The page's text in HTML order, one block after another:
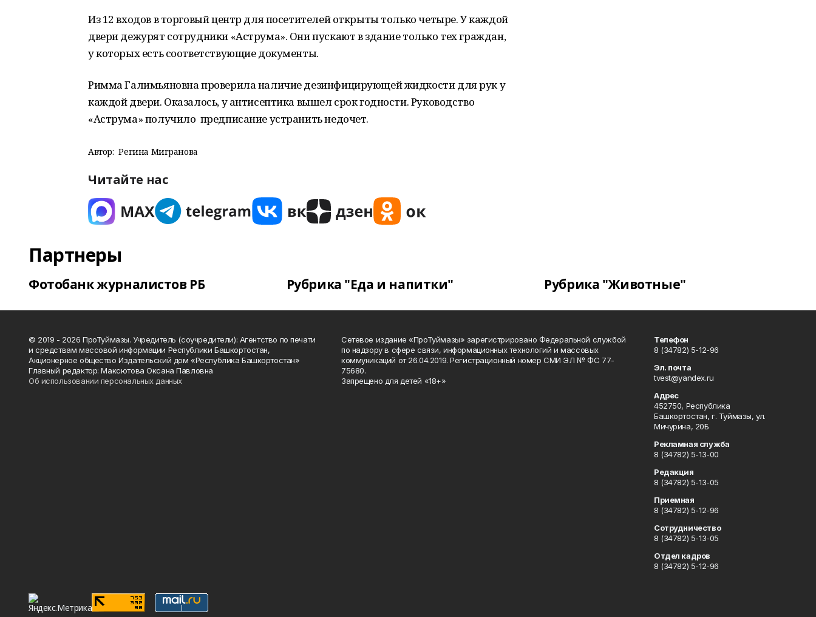
Из 12 входов в торговый центр для посетителей открыты только четыре. У каждой
двери дежурят сотрудники «Аструма». Они пускают в здание только тех граждан,
у которых есть соответствующие документы.
Римма Галимьяновна проверила наличие дезинфицирующей жидкости для рук у
каждой двери. Оказалось, у антисептика вышел срок годности. Руководство
«Аструма» получило предписание устранить недочет.
Автор: Регина Мигранова
Читайте нас
Партнеры
Фотобанк журналистов РБ Рубрика "Еда и напитки" Рубрика "Животные"
© 2019 - 2026 ПроТуймазы. Учредитель (соучредители): Агентство по печати
и средствам массовой информации Республики Башкортостан,
Акционерное общество Издательский дом «Республика Башкортостан»
Главный редактор: Максютова Оксана Павловна
Об использовании персональных данных
Сетевое издание «ПроТуймазы» зарегистрировано Федеральной службой
по надзору в сфере связи, информационных технологий и массовых
коммуникаций от 26.04.2019. Регистрационный номер СМИ ЭЛ № ФС 77-
75680.
Запрещено для детей «18+»
Телефон
8 (34782) 5-12-96
Эл. почта
tvest@yandex.ru
Адрес
452750, Республика
Башкортостан, г. Туймазы, ул.
Мичурина, 20Б
Рекламная служба
8 (34782) 5-13-00
Редакция
8 (34782) 5-13-05
Приемная
8 (34782) 5-12-96
Сотрудничество
8 (34782) 5-13-05
Отдел кадров
8 (34782) 5-12-96